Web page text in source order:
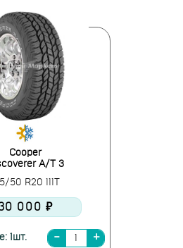
Cooper
A/T 3
50 R20 111T
000 ₽
1шт.